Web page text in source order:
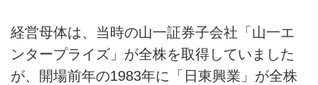
経営母体は、当時の山一証券子会社「山一エ
ンタープライズ」が全株を取得していました
が、開場前年の1983年に「日東興業」が全株